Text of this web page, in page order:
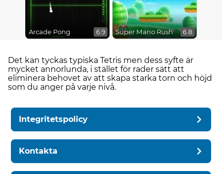
Arcade Pong 6.9 Super Mario Rush 6.8
Det kan tyckas typiska Tetris men dess syfte är
mycket annorlunda, i stället för rader sätt att
eliminera behovet av att skapa starka torn och höjd
som du anger på varje nivå.
Integritetspolicy
Kontakta